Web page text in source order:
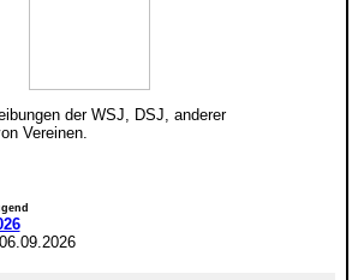
der WSJ, DSJ, anderer
Vereinen.